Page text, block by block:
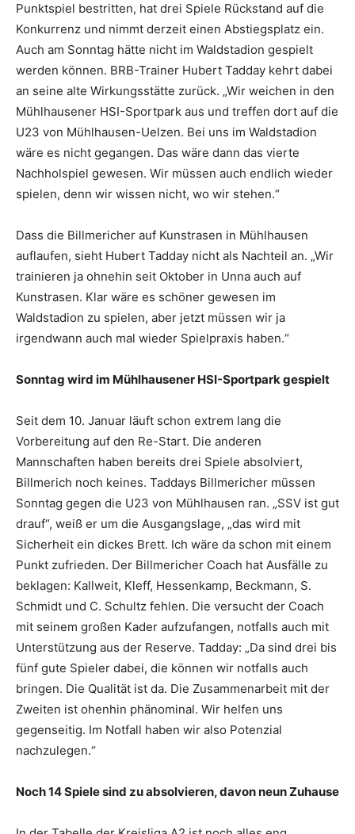
Punktspiel bestritten, hat drei Spiele Rückstand auf die
Konkurrenz und nimmt derzeit einen Abstiegsplatz ein.
Auch am Sonntag hätte nicht im Waldstadion gespielt
werden können. BRB-Trainer Hubert Tadday kehrt dabei
an seine alte Wirkungsstätte zurück. „Wir weichen in den
Mühlhausener HSI-Sportpark aus und treffen dort auf die
U23 von Mühlhausen-Uelzen. Bei uns im Waldstadion
wäre es nicht gegangen. Das wäre dann das vierte
Nachholspiel gewesen. Wir müssen auch endlich wieder
spielen, denn wir wissen nicht, wo wir stehen.“
Dass die Billmericher auf Kunstrasen in Mühlhausen
auflaufen, sieht Hubert Tadday nicht als Nachteil an. „Wir
trainieren ja ohnehin seit Oktober in Unna auch auf
Kunstrasen. Klar wäre es schöner gewesen im
Waldstadion zu spielen, aber jetzt müssen wir ja
irgendwann auch mal wieder Spielpraxis haben.“
Sonntag wird im Mühlhausener HSI-Sportpark gespielt
Seit dem 10. Januar läuft schon extrem lang die
Vorbereitung auf den Re-Start. Die anderen
Mannschaften haben bereits drei Spiele absolviert,
Billmerich noch keines. Taddays Billmericher müssen
Sonntag gegen die U23 von Mühlhausen ran. „SSV ist gut
drauf“, weiß er um die Ausgangslage, „das wird mit
Sicherheit ein dickes Brett. Ich wäre da schon mit einem
Punkt zufrieden. Der Billmericher Coach hat Ausfälle zu
beklagen: Kallweit, Kleff, Hessenkamp, Beckmann, S.
Schmidt und C. Schultz fehlen. Die versucht der Coach
mit seinem großen Kader aufzufangen, notfalls auch mit
Unterstützung aus der Reserve. Tadday: „Da sind drei bis
fünf gute Spieler dabei, die können wir notfalls auch
bringen. Die Qualität ist da. Die Zusammenarbeit mit der
Zweiten ist ohenhin phänominal. Wir helfen uns
gegenseitig. Im Notfall haben wir also Potenzial
nachzulegen.“
Noch 14 Spiele sind zu absolvieren, davon neun Zuhause